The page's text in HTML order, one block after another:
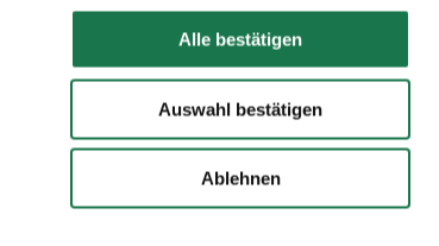
Alle bestätigen
Auswahl bestätigen
Ablehnen